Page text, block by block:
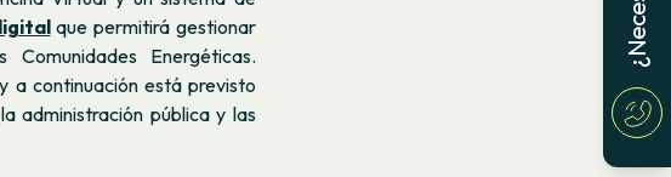
que permitirá gestionar
Energéticas.
a continuación está previsto
administración pública y las